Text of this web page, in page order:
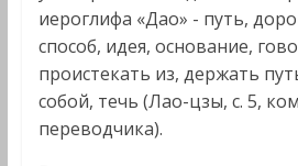
иероглифа «Дао» - путь,
способ, идея, основание,
проистекать из, держать
собой, течь (Лао-цзы, с. 5,
переводчика).